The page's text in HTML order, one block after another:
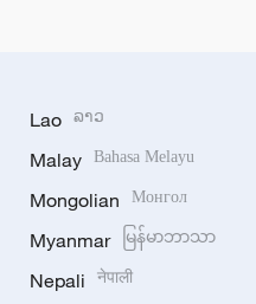
Lao ລາວ
Malay Bahasa Melayu
Mongolian Монгол
Myanmar မြန်မာဘာသာ
Nepali नेपाली